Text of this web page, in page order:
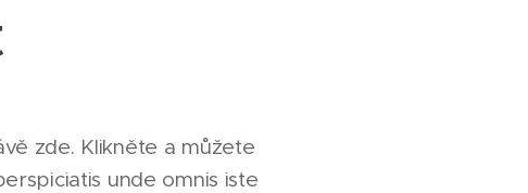
zde. Klikněte a můžete
unde omnis iste